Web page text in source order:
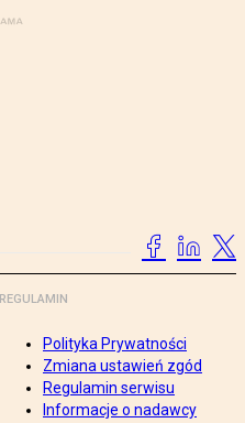
REGULAMIN
Polityka Prywatności
Zmiana ustawień zgód
Regulamin serwisu
Informacje o nadawcy